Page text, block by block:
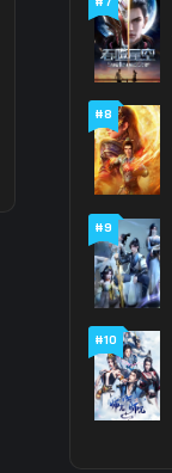
#8
#9
#10